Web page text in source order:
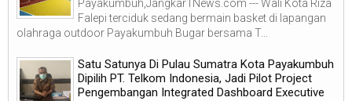
Payakumbuh,Jangkar1News.com --- Wali Kota Riza
Falepi terciduk sedang bermain basket di lapangan
olahraga outdoor Payakumbuh Bugar bersama T...
Satu Satunya Di Pulau Sumatra Kota Payakumbuh
Dipilih PT. Telkom Indonesia, Jadi Pilot Project
Pengembangan Integrated Dashboard Executive